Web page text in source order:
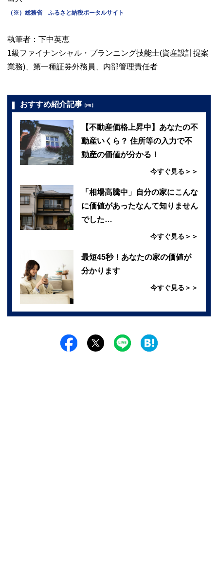
（※）総務省 ふるさと納税ポータルサイト
執筆者：下中英恵
1級ファイナンシャル・プランニング技能士(資産設計提案
業務)、第一種証券外務員、内部管理責任者
おすすめ紹介記事 【PR】
【不動産価格上昇中】あなたの不
動産いくら？ 住所等の入力で不
動産の価値が分かる！
今すぐ見る＞＞
「相場高騰中」自分の家にこんな
に価値があったなんて知りません
でした…
今すぐ見る＞＞
最短45秒！あなたの家の価値が
分かります
今すぐ見る＞＞